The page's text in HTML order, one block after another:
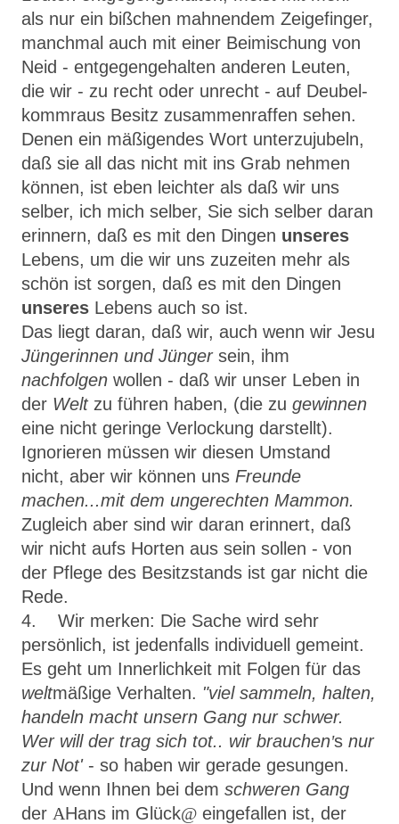
als nur ein bißchen mahnendem Zeigefinger,
manchmal auch mit einer Beimischung von
Neid - entgegen­gehalten anderen Leuten,
die wir - zu recht oder unrecht - auf Deubel­
kommraus Besitz zusammenraffen sehen.
Denen ein mäßigendes Wort unterzujubeln,
daß sie all das nicht mit ins Grab nehmen
können, ist eben leichter als daß wir uns
selber, ich mich selber, Sie sich selber daran
erinnern, daß es mit den Dingen unseres
Lebens, um die wir uns zuzeiten mehr als
schön ist sorgen, daß es mit den Dingen
unseres Lebens auch so ist.
Das liegt daran, daß wir, auch wenn wir Jesu
Jüngerinnen und Jüngersein, ihm
nachfolgen wollen - daß wir unser Leben in
der Weltzu führen haben, (die zu gewinnen
eine nicht geringe Verlockung darstellt).
Ignorie­ren müssen wir diesen Umstand
nicht, aber wir können uns Freunde
machen...mit dem ungerechten Mammon.
Zugleich aber sind wir daran erinnert, daß
wir nicht aufs Horten aus sein sollen - von
der Pflege des Besitzstands ist gar nicht die
Rede.
4. Wir merken: Die Sache wird sehr
persönlich, ist jedenfalls individuell gemeint.
Es geht um Innerlichkeit mit Folgen für das
weltmäßige Verhal­ten. "vielsammeln, halten,
handeln macht unsern Gang nur schwer.
Wer will der trag sich tot.. wir brauchen's nur
zur Not' - so haben wir gerade gesungen.
Und wenn Ihnen bei dem schweren Gang
der AHans im Glück@ eingefallen ist, der